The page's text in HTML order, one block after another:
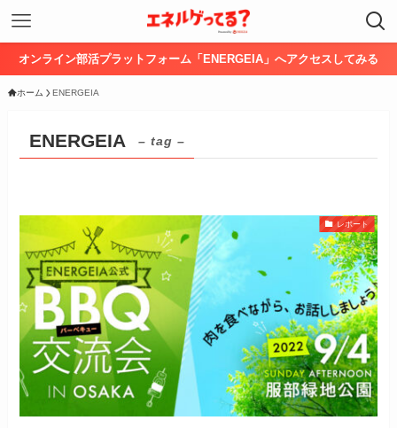
オンライン部活プラットフォーム「ENERGEIA」へアクセスしてみる
ホーム ENERGEIA
ENERGEIA – tag –
レポート